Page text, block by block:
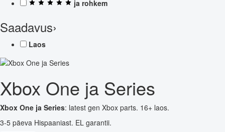
ja rohkem
Saadavus›
Laos
Xbox One ja Series
Xbox One ja Series: latest gen Xbox parts. 16+ laos.
3-5 päeva Hispaaniast. EL garantii.